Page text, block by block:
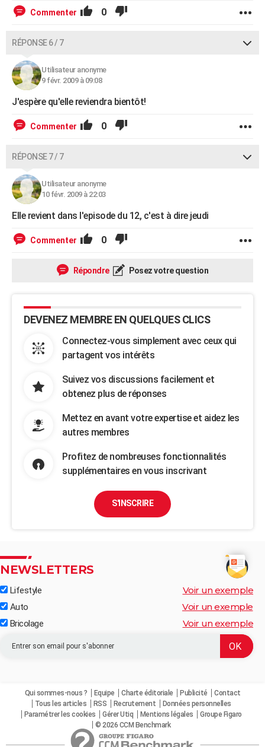
Commenter 0
RÉPONSE 6 / 7
Utilisateur anonyme
9 févr. 2009 à 09:08
J'espère qu'elle reviendra bientôt!
Commenter 0
RÉPONSE 7 / 7
Utilisateur anonyme
10 févr. 2009 à 22:03
Elle revient dans l'episode du 12, c'est à dire jeudi
Commenter 0
Répondre Posez votre question
DEVENEZ MEMBRE EN QUELQUES CLICS
Connectez-vous simplement avec ceux qui
partagent vos intérêts
Suivez vos discussions facilement et
obtenez plus de réponses
Mettez en avant votre expertise et aidez les
autres membres
Profitez de nombreuses fonctionnalités
supplémentaires en vous inscrivant
S'INSCRIRE
NEWSLETTERS
Lifestyle Voir un exemple
Auto Voir un exemple
Bricolage Voir un exemple
Qui sommes-nous ? Equipe Charte éditoriale Publicité
Contact
Tous les articles
RSS Recrutement
Données personnelles
Paramétrer les cookies
Gérer Utiq Mentions légales
Groupe Figaro
© 2026 CCM Benchmark